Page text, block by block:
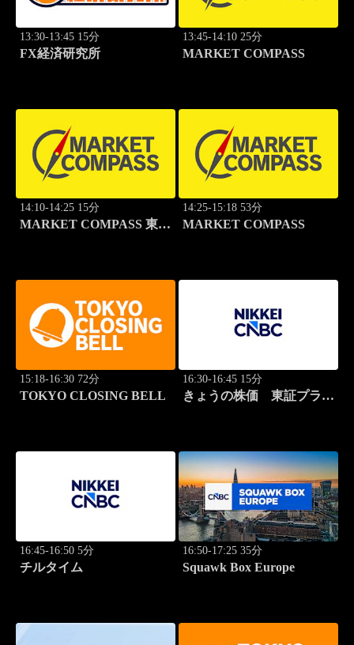
13:30-13:45 15分
FX経済研究所
13:45-14:10 25分
MARKET COMPASS
14:10-14:25 15分
MARKET COMPASS 東証
14:25-15:18 53分
MARKET COMPASS
15:18-16:30 72分
TOKYO CLOSING BELL
16:30-16:45 15分
きょうの株価 東証プライ
16:45-16:50 5分
チルタイム
16:50-17:25 35分
Squawk Box Europe